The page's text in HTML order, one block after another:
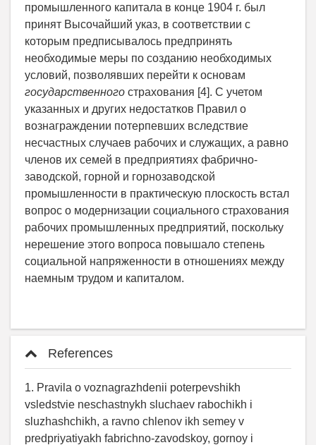
промышленного капитала в конце 1904 г. был
принят Высочайший указ, в соответствии с
которым предписывалось предпринять
необходимые меры по созданию необходимых
условий, позволявших ­перейти к основам
государственного страхования [4]. С учетом
указанных и других недостатков Правил о
вознаграждении потерпевших вследствие
несчастных случаев рабочих и служащих, а равно
членов их семей в предприятиях фабрично­
заводской, горной и горнозаводской
промышленности в практическую плоскость встал
вопрос о модернизации социального страхования
рабочих промышленных предприятий, поскольку
нерешение этого вопроса повышало степень
социальной напряженности в отношениях между
наемным трудом и капиталом.
References
1. Pravila o voznagrazhdenii poterpevshikh
vsledstvie neschastnykh sluchaev rabochikh i
sluzhashchikh, a ravno chlenov ikh semey v
predpriyatiyakh fabrichno-zavodskoy, gornoy i